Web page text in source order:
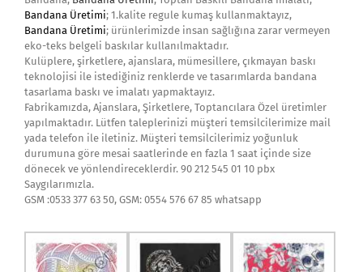
Bandana Üretimi; 1.kalite regule kumaş kullanmaktayız,
Bandana Üretimi; ürünlerimizde insan sağlığına zarar vermeyen
eko-teks belgeli baskılar kullanılmaktadır.
Kulüplere, şirketlere, ajanslara, mümesillere, çıkmayan baskı
teknolojisi ile istediğiniz renklerde ve tasarımlarda bandana
tasarlama baskı ve imalatı yapmaktayız.
Fabrikamızda, Ajanslara, Şirketlere, Toptancılara Özel üretimler
yapılmaktadır. Lütfen taleplerinizi müşteri temsilcilerimize mail
yada telefon ile iletiniz. Müşteri temsilcilerimiz yoğunluk
durumuna göre mesai saatlerinde en fazla 1 saat içinde size
dönecek ve yönlendireceklerdir. 90 212 545 01 10 pbx
Saygılarımızla.
GSM :0533 377 63 50, GSM: 0554 576 67 85 whatsapp